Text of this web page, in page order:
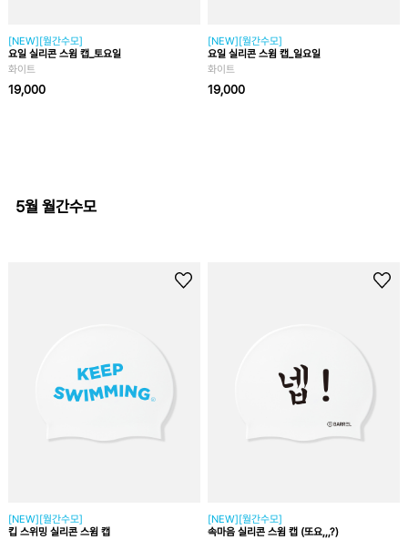
[NEW][월간수모]
요일 실리콘 스윔 캡_토요일
화이트
19,000
[NEW][월간수모]
요일 실리콘 스윔 캡_일요일
화이트
19,000
5월 월간수모
[NEW][월간수모]
킵 스위밍 실리콘 스윔 캡
[NEW][월간수모]
속마음 실리콘 스윔 캡 (또요,,,?)